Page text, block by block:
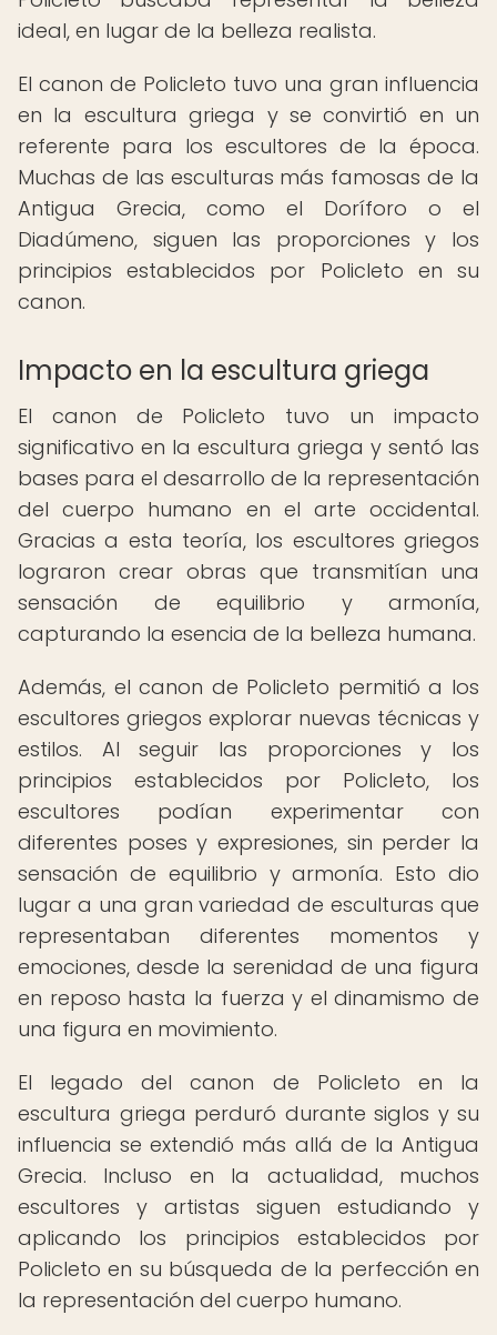
ideal, en lugar de la belleza realista.
El canon de Policleto tuvo una gran influencia
en la escultura griega y se convirtió en un
referente para los escultores de la época.
Muchas de las esculturas más famosas de la
Antigua Grecia, como el Doríforo o el
Diadúmeno, siguen las proporciones y los
principios establecidos por Policleto en su
canon.
Impacto en la escultura griega
El canon de Policleto tuvo un impacto
significativo en la escultura griega y sentó las
bases para el desarrollo de la representación
del cuerpo humano en el arte occidental.
Gracias a esta teoría, los escultores griegos
lograron crear obras que transmitían una
sensación de equilibrio y armonía,
capturando la esencia de la belleza humana.
Además, el canon de Policleto permitió a los
escultores griegos explorar nuevas técnicas y
estilos. Al seguir las proporciones y los
principios establecidos por Policleto, los
escultores podían experimentar con
diferentes poses y expresiones, sin perder la
sensación de equilibrio y armonía. Esto dio
lugar a una gran variedad de esculturas que
representaban diferentes momentos y
emociones, desde la serenidad de una figura
en reposo hasta la fuerza y el dinamismo de
una figura en movimiento.
El legado del canon de Policleto en la
escultura griega perduró durante siglos y su
influencia se extendió más allá de la Antigua
Grecia. Incluso en la actualidad, muchos
escultores y artistas siguen estudiando y
aplicando los principios establecidos por
Policleto en su búsqueda de la perfección en
la representación del cuerpo humano.